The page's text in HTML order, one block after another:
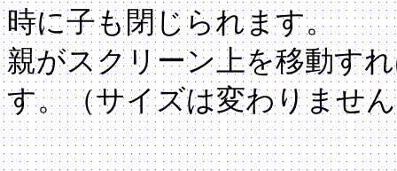
時に子も閉じられます。
親がスクリーン上を移動す
す。（サイズは変わりませ